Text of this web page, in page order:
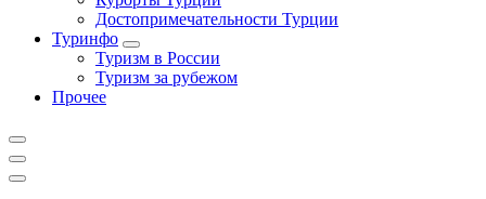
Достопримечательности Турции
Туринфо
Туризм в России
Туризм за рубежом
Прочее